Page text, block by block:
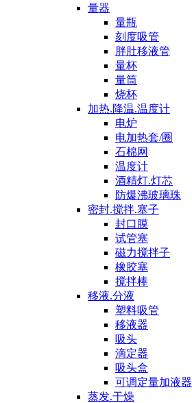
量器
量瓶
刻度吸管
胖肚移液管
量杯
量筒
烧杯
加热.降温.温度计
电炉
电加热套/圈
石棉网
温度计
酒精灯.灯芯
防爆沸玻璃珠
密封.搅拌.塞子
封口膜
试管塞
磁力搅拌子
橡胶塞
搅拌棒
移液.分液
塑料吸管
移液器
吸头
滴定器
吸头盒
可调定量加液器
蒸发.干燥